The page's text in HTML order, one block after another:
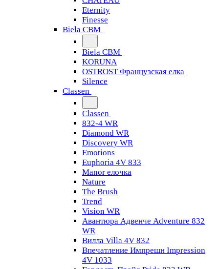
Eternity
Finesse
Biela CBM
Biela CBM
KORUNA
OSTROST Французская елка
Silence
Classen
Classen
832-4 WR
Diamond WR
Discovery WR
Emotions
Euphoria 4V 833
Manor елочка
Nature
The Brush
Trend
Vision WR
Авантюра Адвенче Adventure 832
WR
Вилла Villa 4V 832
Впечатление Импрешн Impression
4V 1033